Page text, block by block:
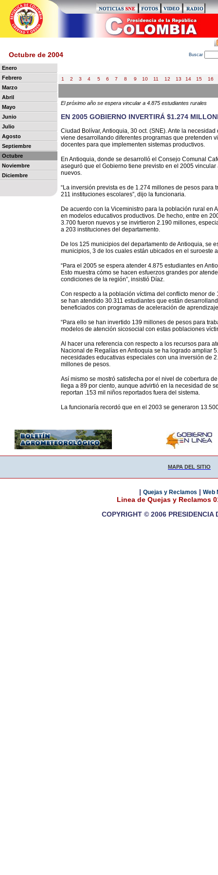
Octubre de 2004 Buscar
Enero
Febrero
Marzo
Abril
Mayo
Junio
Julio
Agosto
Septiembre
Octubre
Noviembre
Diciembre
1 2 3 4 5 6 7 8 9 10 11 12 13 14 15 16
El próximo año se espera vincular a 4.875 estudiantes rurales
EN 2005 GOBIERNO INVERTIRÁ $1.274
Ciudad Bolívar, Antioquia, 30 oct. (SNE). Ante la
viene desarrollando diferentes programas que pretenden
docentes para que implementen sistemas productivos.
En Antioquia, donde se desarrolló el Consejo Comunal
aseguró que el Gobierno tiene previsto en el 2005
nuevos.
“La inversión prevista es de 1.274 millones de pesos
211 instituciones escolares”, dijo la funcionaria.
De acuerdo con la Viceministro para la población rural en
en modelos educativos productivos. De hecho, entre en
3.700 fueron nuevos y se invirtieron 2.190 millones,
a 203 instituciones del departamento.
De los 125 municipios del departamento de Antioquia, se
municipios, 3 de los cuales están ubicados en el suroeste
“Para el 2005 se espera atender 4.875 estudiantes en
Esto muestra cómo se hacen esfuerzos grandes por
condiciones de la región”, insistió Díaz.
Con respecto a la población víctima del conflicto menor
se han atendido 30.311 estudiantes que están
beneficiados con programas de aceleración de
“Para ello se han invertido 139 millones de pesos para
modelos de atención sicosocial con estas poblaciones
Al hacer una referencia con respecto a los recursos para
Nacional de Regalías en Antioquia se ha logrado ampliar
necesidades educativas especiales con una inversión de
millones de pesos.
Así mismo se mostró satisfecha por el nivel de cobertura
llega a 89 por ciento, aunque advirtió en la necesidad de
reportan .153 mil niños reportados fuera del sistema.
La funcionaría recordó que en el 2003 se generaron
MAPA DEL SITIO
| Quejas y Reclamos | Web
Linea de Quejas y Reclamos
COPYRIGHT © 2006 PRESIDENCIA